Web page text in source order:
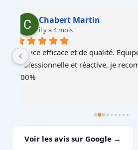
Martin Faliu
il y a 4 mois
Service au top, devis ultra
équipes professionnelles et
recommande !
Voir les avis sur Google →